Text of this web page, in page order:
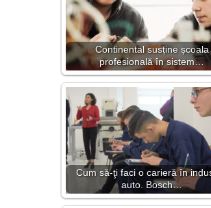
Continental susține școala
profesională în sistem…
Cum să-ţi faci o carieră în
auto. Bosch…